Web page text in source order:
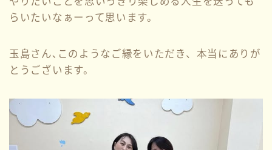
らいたいなぁーって思います。
玉島さん､このようなご縁をいただき、本当にありが
とうございます。